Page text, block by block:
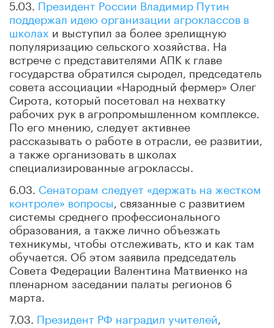
5.03. Президент России Владимир Путин
поддержал идею организации агроклассов в
школах и выступил за более зрелищную
популяризацию сельского хозяйства. На
встрече с представителями АПК к главе
государства обратился сыродел, председатель
совета ассоциации «Народный фермер» Олег
Сирота, который посетовал на нехватку
рабочих рук в агропромышленном комплексе.
По его мнению, следует активнее
рассказывать о работе в отрасли, ее развитии,
а также организовать в школах
специализированные агроклассы.
6.03. Сенаторам следует «держать на жестком
контроле» вопросы , связанные с развитием
системы среднего профессионального
образования, а также лично объезжать
техникумы, чтобы отслеживать, кто и как там
обучается. Об этом заявила председатель
Совета Федерации Валентина Матвиенко на
пленарном заседании палаты регионов 6
марта.
7.03. Президент РФ наградил учителей